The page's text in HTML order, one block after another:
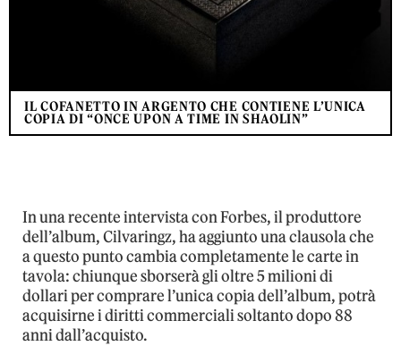
IL COFANETTO IN ARGENTO CHE CONTIENE L’UNICA
COPIA DI “ONCE UPON A TIME IN SHAOLIN”
In una recente intervista con Forbes, il produttore
dell’album, Cilvaringz, ha aggiunto una clausola che
a questo punto cambia completamente le carte in
tavola: chiunque sborserà gli oltre 5 milioni di
dollari per comprare l’unica copia dell’album, potrà
acquisirne i diritti commerciali soltanto dopo 88
anni dall’acquisto.